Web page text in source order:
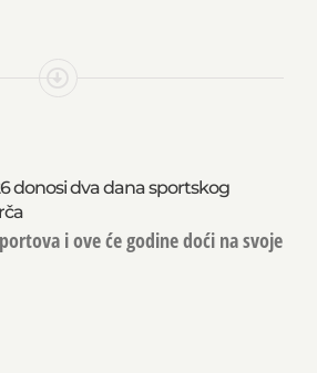
donosi dva dana sportskog
i ove će godine doći na svoje